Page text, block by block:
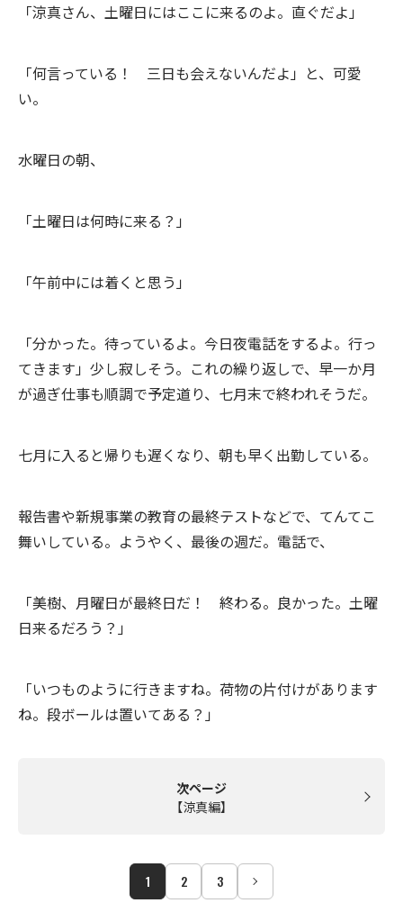
「涼真さん、土曜日にはここに来るのよ。直ぐだよ」
「何言っている！ 三日も会えないんだよ」と、可愛
い。
水曜日の朝、
「土曜日は何時に来る？」
「午前中には着くと思う」
「分かった。待っているよ。今日夜電話をするよ。行っ
てきます」少し寂しそう。これの繰り返しで、早一か月
が過ぎ仕事も順調で予定道り、七月末で終われそうだ。
七月に入ると帰りも遅くなり、朝も早く出勤している。
報告書や新規事業の教育の最終テストなどで、てんてこ
舞いしている。ようやく、最後の週だ。電話で、
「美樹、月曜日が最終日だ！ 終わる。良かった。土曜
日来るだろう？」
「いつものように行きますね。荷物の片付けがあります
ね。段ボールは置いてある？」
次ページ
【涼真編】
1 2 3